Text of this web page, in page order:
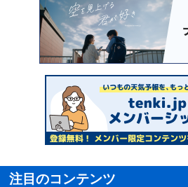
注目のコンテンツ